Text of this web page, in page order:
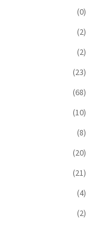
(0)
(2)
(2)
(23)
(68)
(10)
(8)
(20)
(21)
(4)
(2)